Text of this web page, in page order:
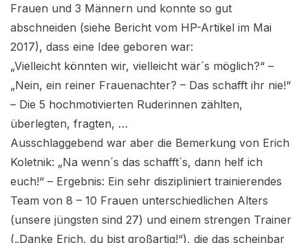
Frauen und 3 Männern und konnte so gut
abschneiden (siehe Bericht vom HP-Artikel im Mai
2017), dass eine Idee geboren war:
„Vielleicht könnten wir, vielleicht wär´s möglich?“ –
„Nein, ein reiner Frauenachter? – Das schafft ihr nie!“
– Die 5 hochmotivierten Ruderinnen zählten,
überlegten, fragten, …
Ausschlaggebend war aber die Bemerkung von Erich
Koletnik: „Na wenn´s das schafft´s, dann helf ich
euch!“ – Ergebnis: Ein sehr diszipliniert trainierendes
Team von 8 – 10 Frauen unterschiedlichen Alters
(unsere jüngsten sind 27) und einem strengen Trainer
(„Danke Erich, du bist großartig!“), die das scheinbar